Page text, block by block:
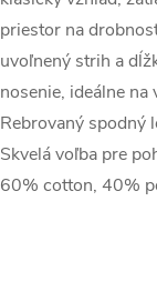
priestor na
uvoľnený strih a
nosenie, ideálne
Rebrovaný spodný
Skvelá voľba pre
60% cotton, 40%